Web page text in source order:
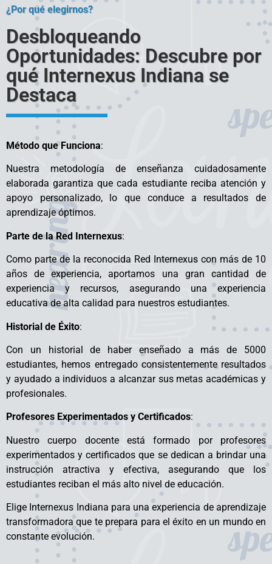
¿Por qué elegirnos?
Desbloqueando
Oportunidades: Descubre por
qué Internexus Indiana se
Destaca
Método que Funciona:
Nuestra metodología de enseñanza cuidadosamente
elaborada garantiza que cada estudiante reciba atención y
apoyo personalizado, lo que conduce a resultados de
aprendizaje óptimos.
Parte de la Red Internexus:
Como parte de la reconocida Red Internexus con más de 10
años de experiencia, aportamos una gran cantidad de
experiencia y recursos, asegurando una experiencia
educativa de alta calidad para nuestros estudiantes.
Historial de Éxito:
Con un historial de haber enseñado a más de 5000
estudiantes, hemos entregado consistentemente resultados
y ayudado a individuos a alcanzar sus metas académicas y
profesionales.
Profesores Experimentados y Certificados:
Nuestro cuerpo docente está formado por profesores
experimentados y certificados que se dedican a brindar una
instrucción atractiva y efectiva, asegurando que los
estudiantes reciban el más alto nivel de educación.
Elige Internexus Indiana para una experiencia de aprendizaje
transformadora que te prepara para el éxito en un mundo en
constante evolución.